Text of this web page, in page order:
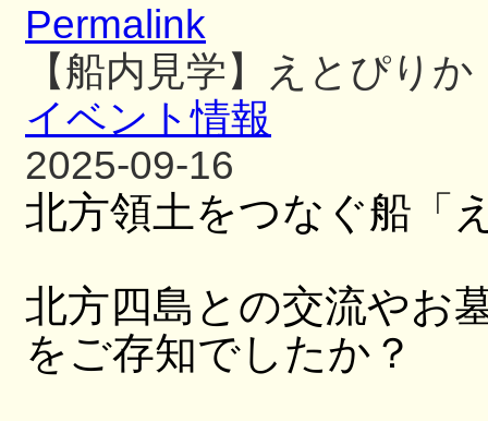
Permalink
【船内見学】えとぴりか
イベント情報
2025-09-16
北方領土をつなぐ船「
北方四島との交流やお
をご存知でしたか？